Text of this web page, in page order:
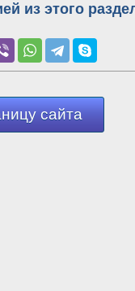
из этого
сайта